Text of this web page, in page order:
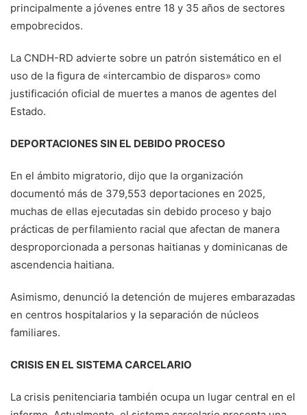
principalmente a jóvenes entre 18 y 35 años de sectores
empobrecidos.
La CNDH-RD advierte sobre un patrón sistemático en el
uso de la figura de «intercambio de disparos» como
justificación oficial de muertes a manos de agentes del
Estado.
DEPORTACIONES SIN EL DEBIDO PROCESO
En el ámbito migratorio, dijo que la organización
documentó más de 379,553 deportaciones en 2025,
muchas de ellas ejecutadas sin debido proceso y bajo
prácticas de perfilamiento racial que afectan de manera
desproporcionada a personas haitianas y dominicanas de
ascendencia haitiana.
Asimismo, denunció la detención de mujeres embarazadas
en centros hospitalarios y la separación de núcleos
familiares.
CRISIS EN EL SISTEMA CARCELARIO
La crisis penitenciaria también ocupa un lugar central en el